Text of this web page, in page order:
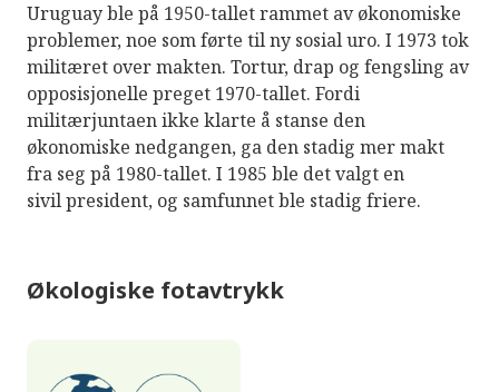
Uruguay ble på 1950-tallet rammet av økonomiske
problemer, noe som førte til ny sosial uro. I 1973 tok
militæret over makten. Tortur, drap og fengsling av
opposisjonelle preget 1970-tallet. Fordi
militærjuntaen ikke klarte å stanse den
økonomiske nedgangen, ga den stadig mer makt
fra seg på 1980-tallet. I 1985 ble det valgt en
sivil president, og samfunnet ble stadig friere.
Økologiske fotavtrykk